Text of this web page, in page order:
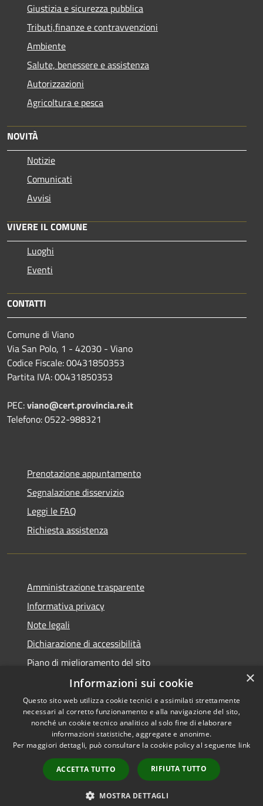
Giustizia e sicurezza pubblica
Tributi,finanze e contravvenzioni
Ambiente
Salute, benessere e assistenza
Autorizzazioni
Agricoltura e pesca
NOVITÀ
Notizie
Comunicati
Avvisi
VIVERE IL COMUNE
Luoghi
Eventi
CONTATTI
Comune di Viano
Via San Polo, 1 - 42030 - Viano
Codice Fiscale: 00431850353
Partita IVA: 00431850353
PEC:viano@cert.provincia.re.it
Telefono: 0522-988321
Prenotazione appuntamento
Segnalazione disservizio
Leggi le FAQ
Richiesta assistenza
Amministrazione trasparente
Informativa privacy
Note legali
Dichiarazione di accessibilità
Piano di miglioramento del sito
Accessibilità
Privacy
Mappa del sito
Feedback Accessibilità
Copyright © 2026 • Comune di
Viano • Powered by
Municipium•Accesso
redazione
×
Informazioni sui cookie
Questo sito web utilizza cookie tecnici e assimilati strettamente
necessari al corretto funzionamento e alla navigazione del sito,
nonché un cookie tecnico analitico al solo fine di elaborare
informazioni statistiche, aggregate e anonime.
Per maggiori dettagli, può consultare la cookie policy al seguente link
ACCETTA TUTTO RIFIUTA TUTTO
MOSTRA DETTAGLI